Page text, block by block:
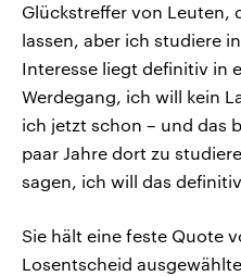
Glückstreffer von Leuten,
lassen, aber ich studiere
Interesse liegt definitiv in
Werdegang, ich will kein
ich jetzt schon – und das
paar Jahre dort zu
sagen, ich will das
Sie hält eine feste Quote
Losentscheid